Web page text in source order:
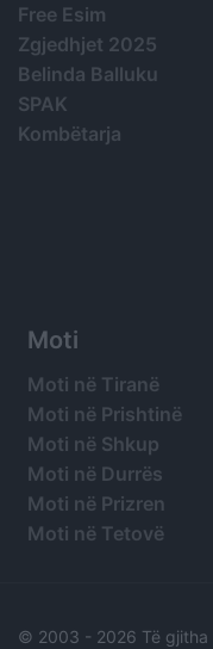
Free Esim
Zgjedhjet 2025
Belinda Balluku
SPAK
Kombëtarja
Moti
Moti në Tiranë
Moti në Prishtinë
Moti në Shkup
Moti në Durrës
Moti në Prizren
Moti në Tetovë
© 2003 - 2026 Të